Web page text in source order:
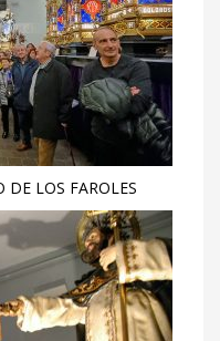
DE LOS FAROLES